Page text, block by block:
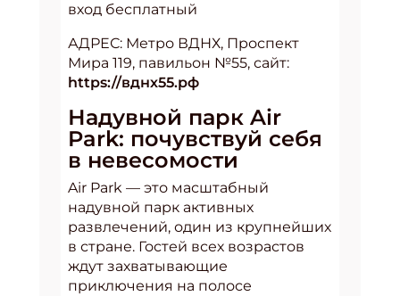
вход бесплатный
АДРЕС: Метро ВДНХ, Проспект
Мира 119, павильон №55, сайт:
https://вднх55.рф
Надувной парк Air
Park: почувствуй себя
в невесомости
Air Park — это масштабный
надувной парк активных
развлечений, один из крупнейших
в стране. Гостей всех возрастов
ждут захватывающие
приключения на полосе